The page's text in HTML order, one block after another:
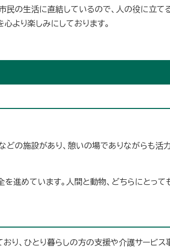
民の生活に直結しているので、人の役に立て
心より楽しみにしております。
どの施設があり、憩いの場でありながらも活
進めています。人間と動物、どちらにとって
り、ひとり暮らしの方の支援や介護サービス